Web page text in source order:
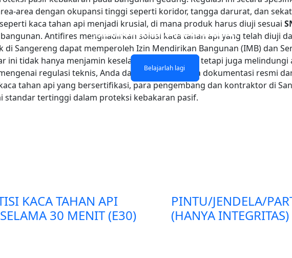
KACA TAHAN API LAPISAN TUNGGAL
Belajarlah lagi
KACA TAHAN API LAPISAN GANDA
Belajarlah lagi
JENDELA DAN PINTU KACA TAHAN API
Belajarlah lagi
DINDING PARTISI KACA KEBAKARAN
Belajarlah lagi
area dengan okupansi tinggi seperti koridor, tangga darurat, dan
kaca tahan api menjadi krusial, di mana produk harus diuji sesuai
Antifires menghadirkan solusi kaca tahan api yang telah diuji
Sangereng dapat memperoleh Izin Mendirikan Bangunan (IMB) dan
ini tidak hanya menjamin keselamatan penghuni, tetapi juga
regulasi teknis, Anda dapat merujuk pada dokumentasi resmi
tahan api yang bersertifikasi, para pengembang dan kontraktor di
standar tertinggi dalam proteksi kebakaran pasif.
KACA TAHAN API
30 MENIT (E30)
PINTU/JENDELA/
(HANYA